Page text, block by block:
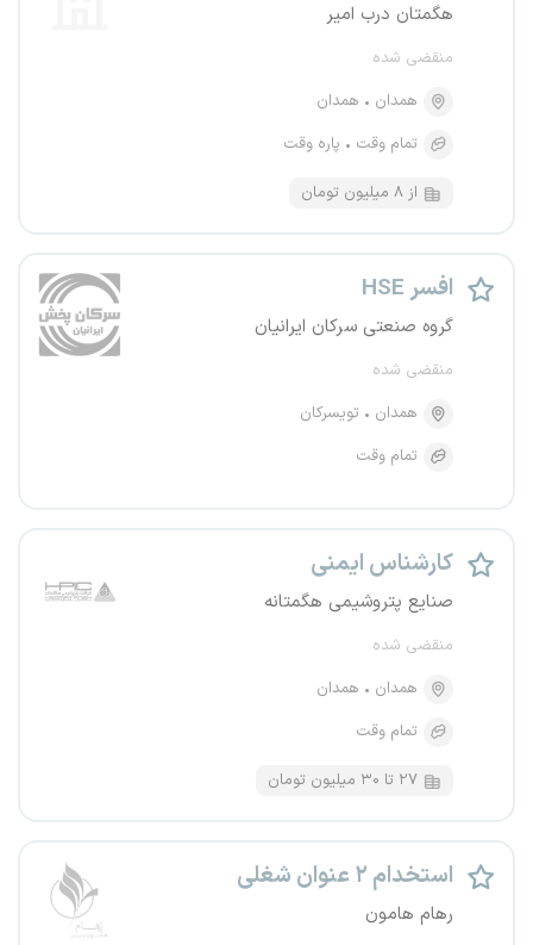
هگمتان درب امیر
منقضی شده
همدان
همدان
تمام وقت
پاره وقت
از ۸ میلیون تومان
افسر HSE
گروه صنعتی سرکان ایرانیان
منقضی شده
همدان
تویسرکان
تمام وقت
کارشناس ایمنی
صنایع پتروشیمی هگمتانه
منقضی شده
همدان
همدان
تمام وقت
۲۷ تا ۳۰ میلیون تومان
استخدام ۲ عنوان شغلی
رهام هامون